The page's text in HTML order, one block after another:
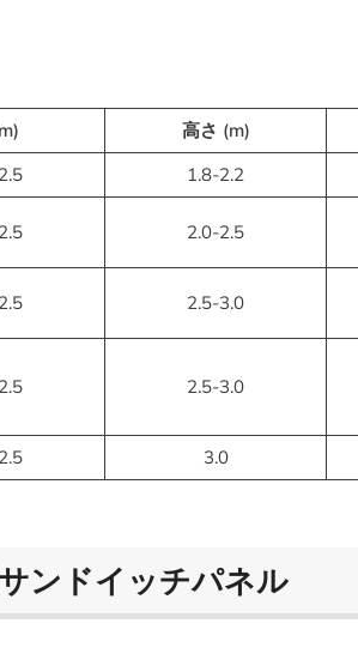
高さ (m)
1.8-2.2
2.0-2.5
2.5-3.0
2.5-3.0
3.0
ンドイッチパネル